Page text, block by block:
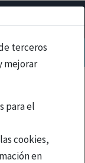
terceros
mejorar
para el
cookies,
en